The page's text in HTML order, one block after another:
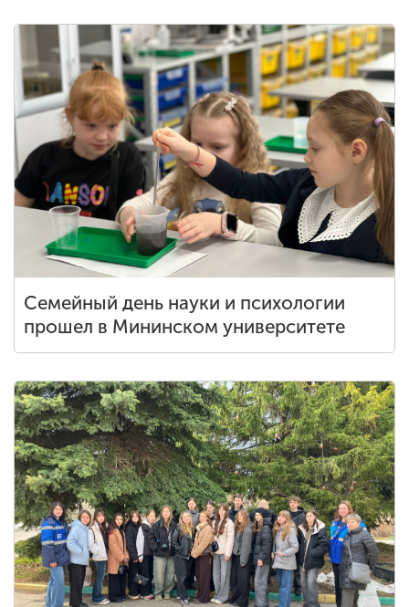
Семейный день науки и психологии
прошел в Мининском университете